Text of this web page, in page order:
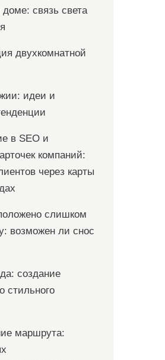
связь света
двухкомнатной
идеи и
в SEO и
компаний:
через карты
слишком
возможен ли снос
создание
стильного
маршрута: